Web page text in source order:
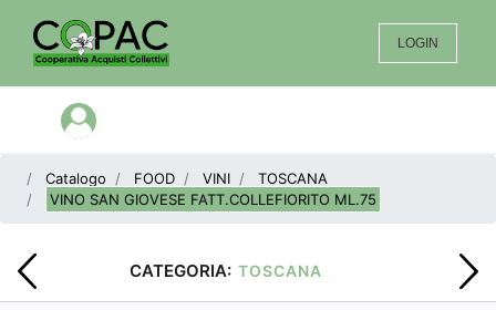
LOGIN
Open menu
Catalogo FOOD VINI
TOSCANA
VINO SAN GIOVESE FATT.COLLEFIORITO ML.75
CATEGORIA: TOSCANA